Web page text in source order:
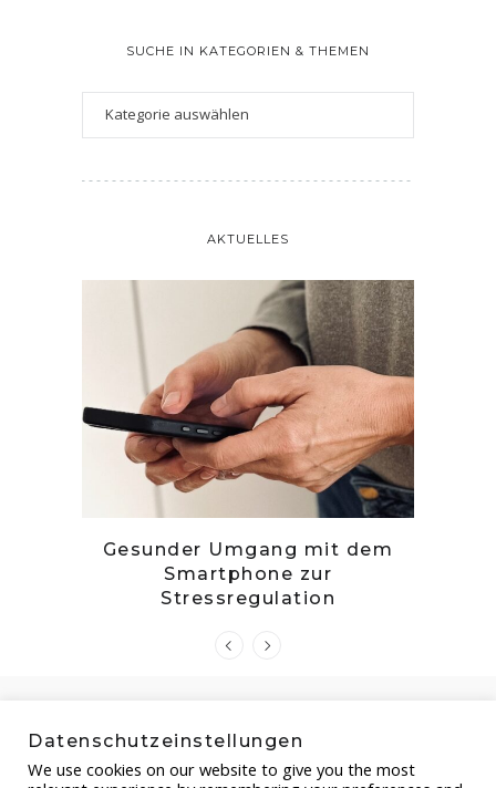
SUCHE IN KATEGORIEN & THEMEN
AKTUELLES
Gesunder Umgang mit dem
Smartphone zur
Stressregulation
Datenschutzeinstellungen
We use cookies on our website to give you the most